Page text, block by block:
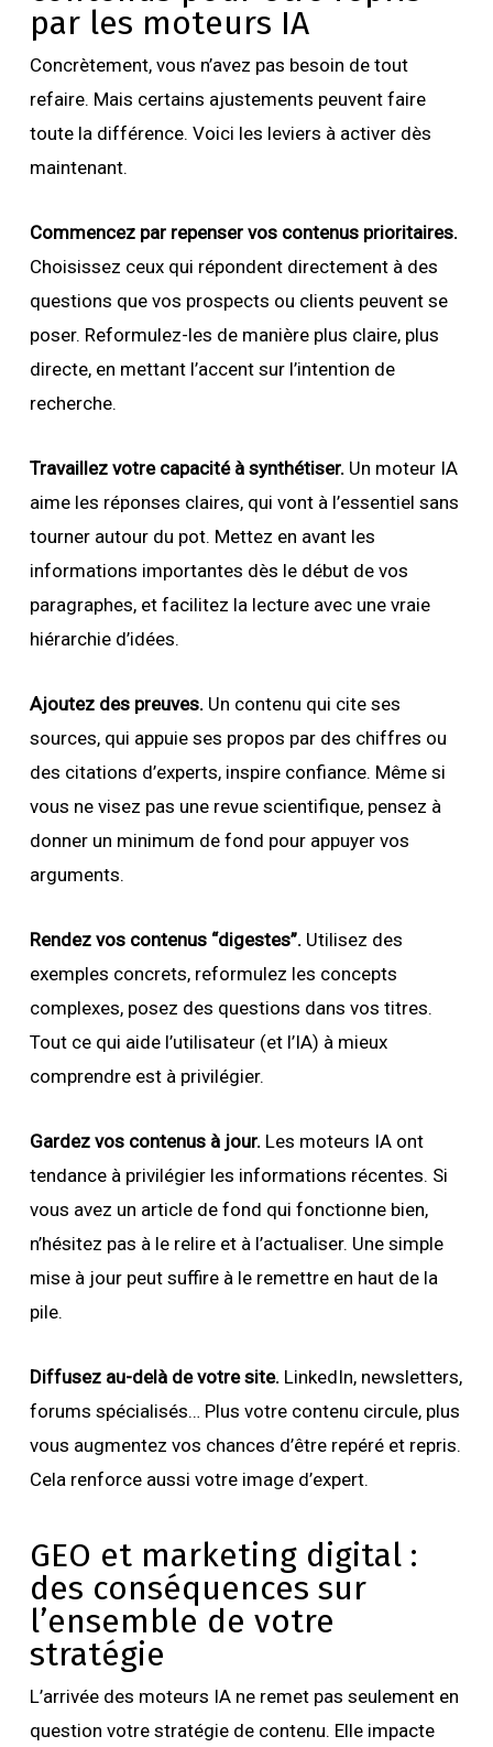
par les moteurs IA
Concrètement, vous n’avez pas besoin de tout
refaire. Mais certains ajustements peuvent faire
toute la différence. Voici les leviers à activer dès
maintenant.
Commencez par repenser vos contenus prioritaires.
Choisissez ceux qui répondent directement à des
questions que vos prospects ou clients peuvent se
poser. Reformulez-les de manière plus claire, plus
directe, en mettant l’accent sur l’intention de
recherche.
Travaillez votre capacité à synthétiser. Un moteur IA
aime les réponses claires, qui vont à l’essentiel sans
tourner autour du pot. Mettez en avant les
informations importantes dès le début de vos
paragraphes, et facilitez la lecture avec une vraie
hiérarchie d’idées.
Ajoutez des preuves. Un contenu qui cite ses
sources, qui appuie ses propos par des chiffres ou
des citations d’experts, inspire confiance. Même si
vous ne visez pas une revue scientifique, pensez à
donner un minimum de fond pour appuyer vos
arguments.
Rendez vos contenus “digestes”. Utilisez des
exemples concrets, reformulez les concepts
complexes, posez des questions dans vos titres.
Tout ce qui aide l’utilisateur (et l’IA) à mieux
comprendre est à privilégier.
Gardez vos contenus à jour. Les moteurs IA ont
tendance à privilégier les informations récentes. Si
vous avez un article de fond qui fonctionne bien,
n’hésitez pas à le relire et à l’actualiser. Une simple
mise à jour peut suffire à le remettre en haut de la
pile.
Diffusez au-delà de votre site. LinkedIn, newsletters,
forums spécialisés… Plus votre contenu circule, plus
vous augmentez vos chances d’être repéré et repris.
Cela renforce aussi votre image d’expert.
GEO et marketing digital :
des conséquences sur
l’ensemble de votre
stratégie
L’arrivée des moteurs IA ne remet pas seulement en
question votre stratégie de contenu. Elle impacte